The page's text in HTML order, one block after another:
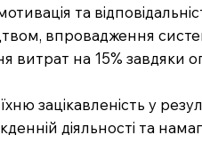
та
впровадження
на 15% завдяки
зацікавленість у
діяльності та